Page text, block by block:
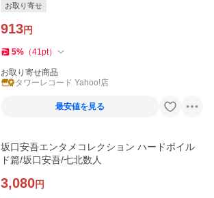
お取り寄せ
913円
5% （41pt）
お取り寄せ商品
タワーレコード Yahoo!店
最安値を見る
坂口安吾エンタメコレクション ハードボイル
ド篇/坂口安吾/七北数人
3,080円